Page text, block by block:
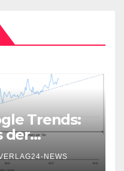
Trends:
der
NEWS